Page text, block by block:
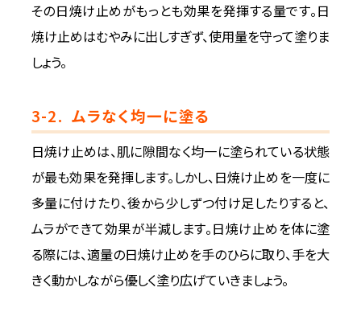
その日焼け止めがもっとも効果を発揮する量です。日
焼け止めはむやみに出しすぎず、使用量を守って塗りま
しょう。
3-2. ムラなく均一に塗る
日焼け止めは、肌に隙間なく均一に塗られている状態
が最も効果を発揮します。しかし、日焼け止めを一度に
多量に付けたり、後から少しずつ付け足したりすると、
ムラができて効果が半減します。日焼け止めを体に塗
る際には、適量の日焼け止めを手のひらに取り、手を大
きく動かしながら優しく塗り広げていきましょう。